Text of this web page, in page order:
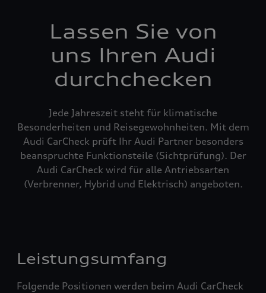
Lassen Sie von
uns Ihren Audi
durchchecken
Jede Jahreszeit steht für klimatische
Besonderheiten und Reisegewohnheiten. Mit dem
Audi CarCheck prüft Ihr Audi Partner besonders
beanspruchte Funktionsteile (Sichtprüfung). Der
Audi CarCheck wird für alle Antriebsarten
(Verbrenner, Hybrid und Elektrisch) angeboten.
Leistungsumfang
Folgende Positionen werden beim Audi CarCheck